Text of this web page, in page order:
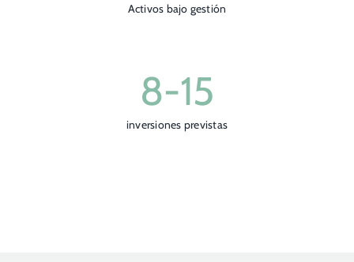
Activos bajo gestión
8-15
inversiones previstas